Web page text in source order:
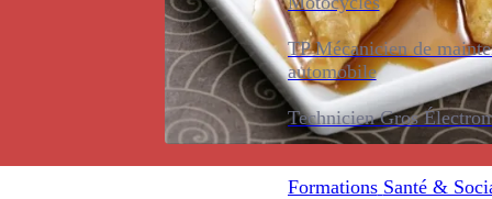
TP Mécanicien de
automobile
Technicien Gros
Formations Santé &